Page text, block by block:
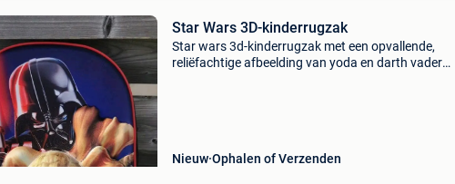
Star Wars 3D-kinderrugzak
Star wars 3d-kinderrugzak met een opvallende,
reliëfachtige afbeelding van yoda en darth vader
Nieuw Ophalen of Verzenden